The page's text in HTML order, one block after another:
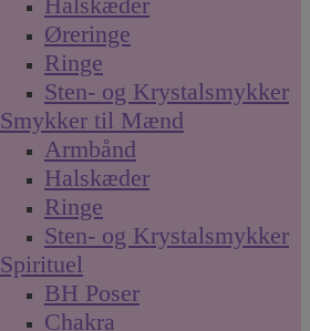
Øreringe
Ringe
Sten- og Krystalsmykker
Smykker til Mænd
Armbånd
Halskæder
Ringe
Sten- og Krystalsmykker
Spirituel
BH Poser
Chakra